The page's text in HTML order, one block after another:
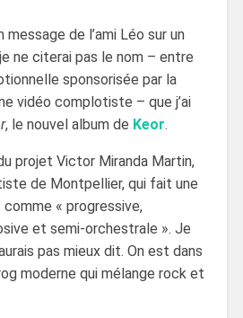
message de l’ami Léo sur un
ne citerai pas le nom – entre
sponsorisée par la
vidéo complotiste – que j’ai
, le nouvel album de Keor.
projet Victor Miranda Martin,
de Montpellier, qui fait une
comme « progressive,
et semi-orchestrale ». Je
pas mieux dit. On est dans
moderne qui mélange rock et